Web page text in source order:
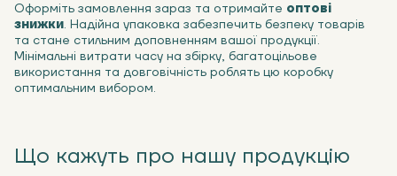
Оформіть замовлення зараз та отримайте оптові
знижки. Надійна упаковка забезпечить безпеку товарів
та стане стильним доповненням вашої продукції.
Мінімальні витрати часу на збірку, багатоцільове
використання та довговічність роблять цю коробку
оптимальним вибором.
Що кажуть про нашу продукцію